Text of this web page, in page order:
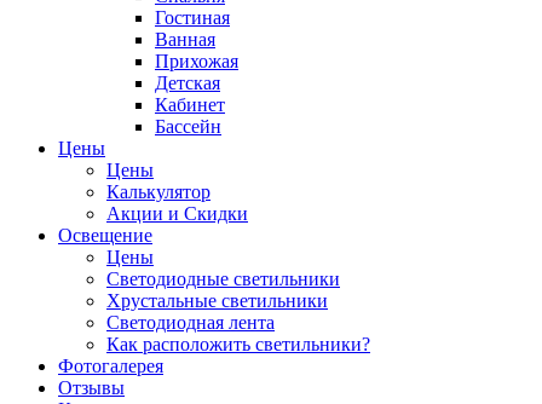
Гостиная
Ванная
Прихожая
Детская
Кабинет
Бассейн
Цены
Цены
Калькулятор
Акции и Скидки
Освещение
Цены
Светодиодные светильники
Хрустальные светильники
Светодиодная лента
Как расположить светильники?
Фотогалерея
Отзывы